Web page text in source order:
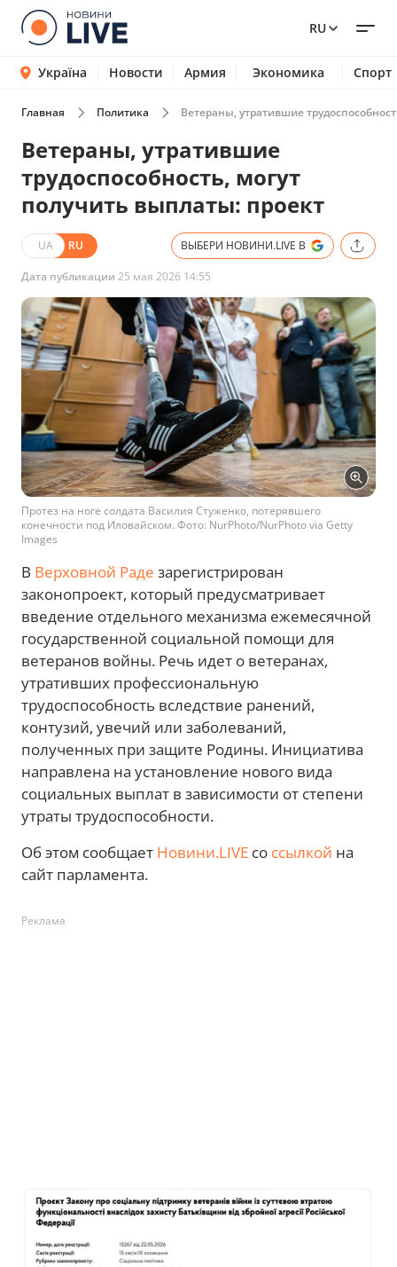
RU
Україна Новости Армия Экономика Спорт
Главная Политика Ветераны, утратившие
Ветераны, утратившие
трудоспособность, могут
получить выплаты: проект
UA RU ВЫБЕРИ НОВИНИ.LIVE В
Дата публикации 25 мая 2026 14:55
Протез на ноге солдата Василия Стуженко, потерявшего
конечности под Иловайском. Фото: NurPhoto/NurPhoto via Getty
Images
В Верховной Раде зарегистрирован
законопроект, который предусматривает
введение отдельного механизма ежемесячной
государственной социальной помощи для
ветеранов войны. Речь идет о ветеранах,
утративших профессиональную
трудоспособность вследствие ранений,
контузий, увечий или заболеваний,
полученных при защите Родины. Инициатива
направлена на установление нового вида
социальных выплат в зависимости от степени
утраты трудоспособности.
Об этом сообщает Новини.LIVE со ссылкой на
сайт парламента.
Реклама